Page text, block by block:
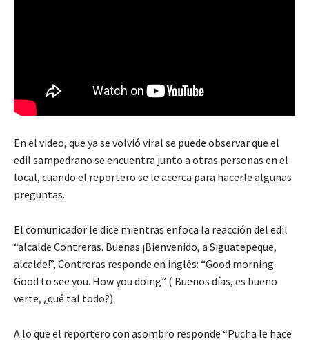
En el video, que ya se volvió viral se puede observar que el
edil sampedrano se encuentra junto a otras personas en el
local, cuando el reportero se le acerca para hacerle algunas
preguntas.
El comunicador le dice mientras enfoca la reacción del edil
“alcalde Contreras. Buenas ¡Bienvenido, a Siguatepeque,
alcalde!”, Contreras responde en inglés: “Good morning.
Good to see you. How you doing” ( Buenos días, es bueno
verte, ¿qué tal todo?).
A lo que el reportero con asombro responde “Pucha le hace